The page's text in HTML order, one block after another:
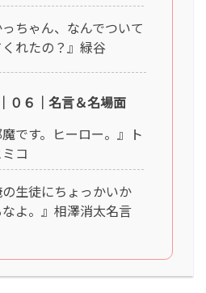
っちゃん、なんでついて
れたの？』緑谷
０６｜名言＆名場面
魔です。ヒーロー。』ト
コ
の生徒にちょっかいか
なよ。』相澤消太名言